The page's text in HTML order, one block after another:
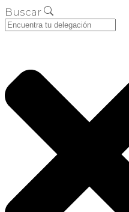
Buscar